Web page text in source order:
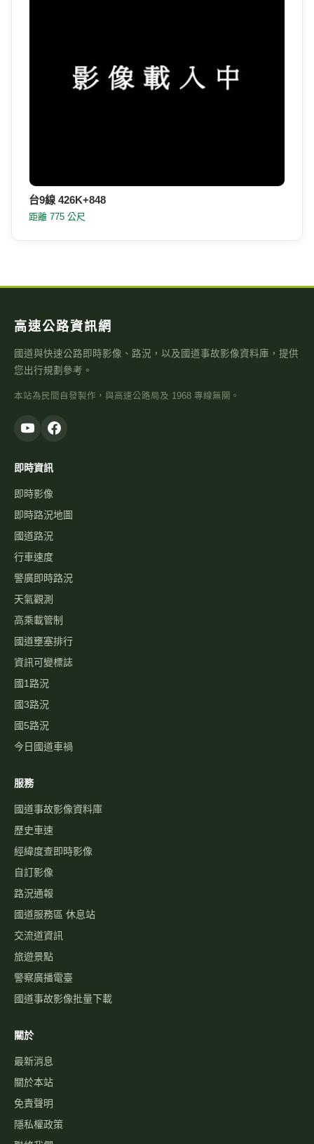
台9線 426K+848
距離 775 公尺
高速公路資訊網
國道與快速公路即時影像、路況，以及國道事故影像資料庫，提供
您出行規劃參考。
本站為民間自發製作，與高速公路局及 1968 專線無關。
即時資訊
即時影像
即時路況地圖
國道路況
行車速度
警廣即時路況
天氣觀測
高乘載管制
國道壅塞排行
資訊可變標誌
國1路況
國3路況
國5路況
今日國道車禍
服務
國道事故影像資料庫
歷史車速
經緯度查即時影像
自訂影像
路況通報
國道服務區 休息站
交流道資訊
旅遊景點
警察廣播電臺
國道事故影像批量下載
關於
最新消息
關於本站
免責聲明
隱私權政策